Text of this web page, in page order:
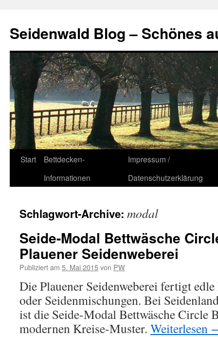
Seidenwald Blog – Schönes
Zum
Start
Bettdecken-
Informationen
Impressum /
Datenschutzerklärung
Schlagwort-Archive: modal
Seide-Modal Bettwäsche
Plauener Seidenweberei
Publiziert am 5. Mai 2015von PW
Die Plauener Seidenweberei fertigt edle
oder Seidenmischungen. Bei
ist die Seide-Modal Bettwäsche Circle
modernen Kreise-Muster. Weiterlesen